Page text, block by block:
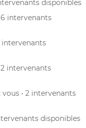
disponibles
6 intervenants
intervenants
2 intervenants
vous • 2 intervenants
disponibles